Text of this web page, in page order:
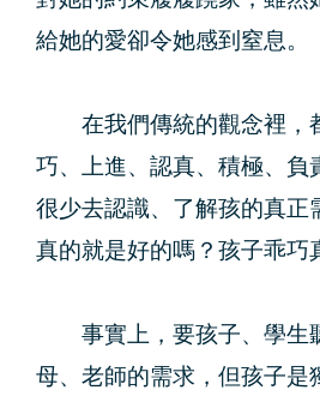
給她的愛卻令她感到窒息。
在我們傳統的觀念裡，
巧、上進、認真、積極、負
很少去認識、了解孩的真正
真的就是好的嗎？孩子乖巧
事實上，要孩子、學生
母、老師的需求，但孩子是